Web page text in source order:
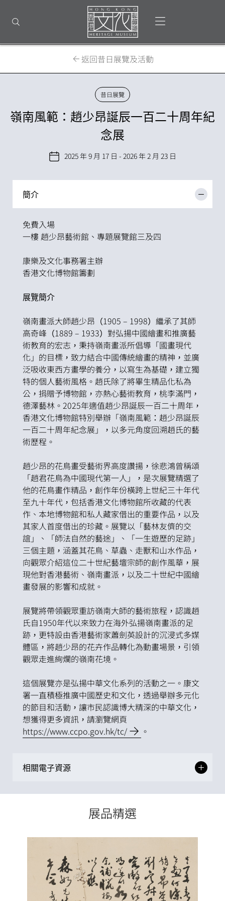
部
打開搜尋
首
頁
打開選單
返回昔日展覽及活動
昔日展覽
嶺南風範：趙少昂誕辰一百二十周年紀
念展
2025 年 9 月 17 日 - 2026 年 2 月 23 日
簡介
免費入場
一樓 趙少昂藝術館、專題展覽館三及四
康樂及文化事務署主辦
香港文化博物館籌劃
展覽簡介
嶺南畫派大師趙少昂（1905 – 1998）繼承了其師
高奇峰（1889 – 1933）對弘揚中國繪畫和推廣藝
術教育的宏志，秉持嶺南畫派所倡導「國畫現代
化」的目標，致力結合中國傳統繪畫的精神，並廣
泛吸收東西方畫學的養分，以寫生為基礎，建立獨
特的個人藝術風格。趙氏除了將畢生精品化私為
公，捐贈予博物館，亦熱心藝術教育，桃李滿門，
德澤藝林。2025年適值趙少昂誕辰一百二十周年，
香港文化博物館特別舉辦「嶺南風範：趙少昂誕辰
一百二十周年紀念展」，以多元角度回溯趙氏的藝
術歷程。
趙少昂的花鳥畫受藝術界高度讚揚，徐悲鴻曾稱頌
「趙君花鳥為中國現代第一人」，是次展覽精選了
他的花鳥畫作精品，創作年份橫跨上世紀三十年代
至九十年代，包括香港文化博物館所收藏的代表
作、本地博物館和私人藏家借出的重要作品，以及
其家人首度借出的珍藏。展覽以「藝林友儕的交
誼」、「師法自然的藝途」、「一生遊歷的足跡」
三個主題，涵蓋其花鳥、草蟲、走獸和山水作品，
向觀眾介紹這位二十世紀藝壇宗師的創作風華，展
現他對香港藝術、嶺南畫派，以及二十世紀中國繪
畫發展的影響和成就。
展覽將帶領觀眾重訪嶺南大師的藝術旅程，認識趙
氏自1950年代以來致力在海外弘揚嶺南畫派的足
跡，更特設由香港藝術家蕭劍英設計的沉浸式多媒
體區，將趙少昂的花卉作品轉化為動畫場景，引領
觀眾走進絢爛的嶺南花境。
這個展覽亦是弘揚中華文化系列的活動之一。康文
署一直積極推廣中國歷史和文化，透過舉辦多元化
的節目和活動，讓市民認識博大精深的中華文化，
想獲得更多資訊，請瀏覽網頁
https://www.ccpo.gov.hk/tc/
。
相關電子資源
展品精選